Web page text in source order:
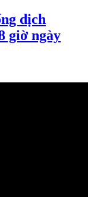
dịch
giờ ngày